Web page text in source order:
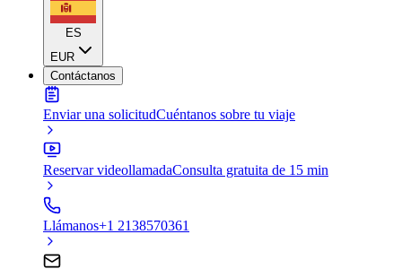
ES
EUR
Contáctanos
Enviar una solicitudCuéntanos sobre tu viaje
Reservar videollamadaConsulta gratuita de 15 min
Llámanos+1 2138570361